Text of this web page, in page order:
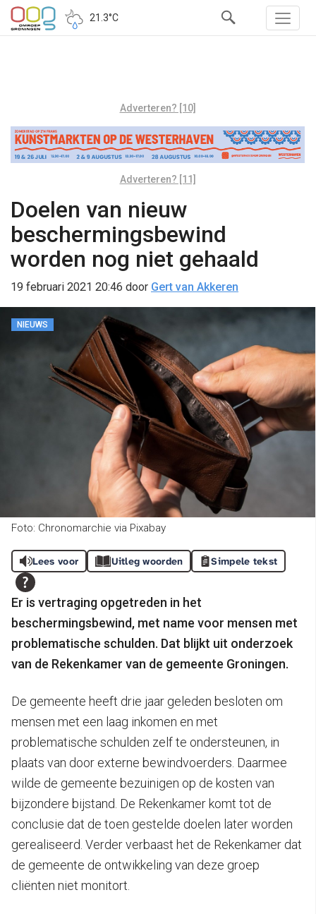
21.3°C
Adverteren? [10]
Adverteren? [11]
Doelen van nieuw
beschermingsbewind
worden nog niet gehaald
19 februari 2021 20:46 door Gert van Akkeren
NIEUWS
Foto: Chronomarchie via Pixabay
Lees voor Uitleg woorden Simpele tekst
Er is vertraging opgetreden in het
beschermingsbewind, met name voor mensen met
problematische schulden. Dat blijkt uit onderzoek
van de Rekenkamer van de gemeente Groningen.
De gemeente heeft drie jaar geleden besloten om
mensen met een laag inkomen en met
problematische schulden zelf te ondersteunen, in
plaats van door externe bewindvoerders. Daarmee
wilde de gemeente bezuinigen op de kosten van
bijzondere bijstand. De Rekenkamer komt tot de
conclusie dat de toen gestelde doelen later worden
gerealiseerd. Verder verbaast het de Rekenkamer dat
de gemeente de ontwikkeling van deze groep
cliënten niet monitort.